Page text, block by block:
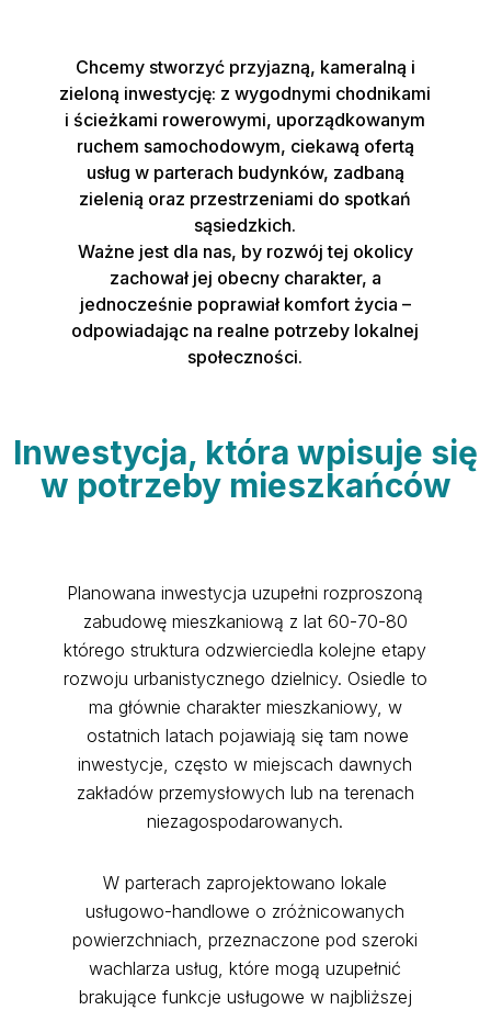
Chcemy stworzyć przyjazną, kameralną i
zieloną inwestycję: z wygodnymi chodnikami
i ścieżkami rowerowymi, uporządkowanym
ruchem samochodowym, ciekawą ofertą
usług w parterach budynków, zadbaną
zielenią oraz przestrzeniami do spotkań
sąsiedzkich.
Ważne jest dla nas, by rozwój tej okolicy
zachował jej obecny charakter, a
jednocześnie poprawiał komfort życia –
odpowiadając na realne potrzeby lokalnej
społeczności.
Inwestycja, która wpisuje się
w potrzeby mieszkańców
Planowana inwestycja uzupełni rozproszoną
zabudowę mieszkaniową z lat 60-70-80
którego struktura odzwierciedla kolejne etapy
rozwoju urbanistycznego dzielnicy. Osiedle to
ma głównie charakter mieszkaniowy, w
ostatnich latach pojawiają się tam nowe
inwestycje, często w miejscach dawnych
zakładów przemysłowych lub na terenach
niezagospodarowanych.
W parterach zaprojektowano lokale
usługowo-handlowe o zróżnicowanych
powierzchniach, przeznaczone pod szeroki
wachlarza usług, które mogą uzupełnić
brakujące funkcje usługowe w najbliższej